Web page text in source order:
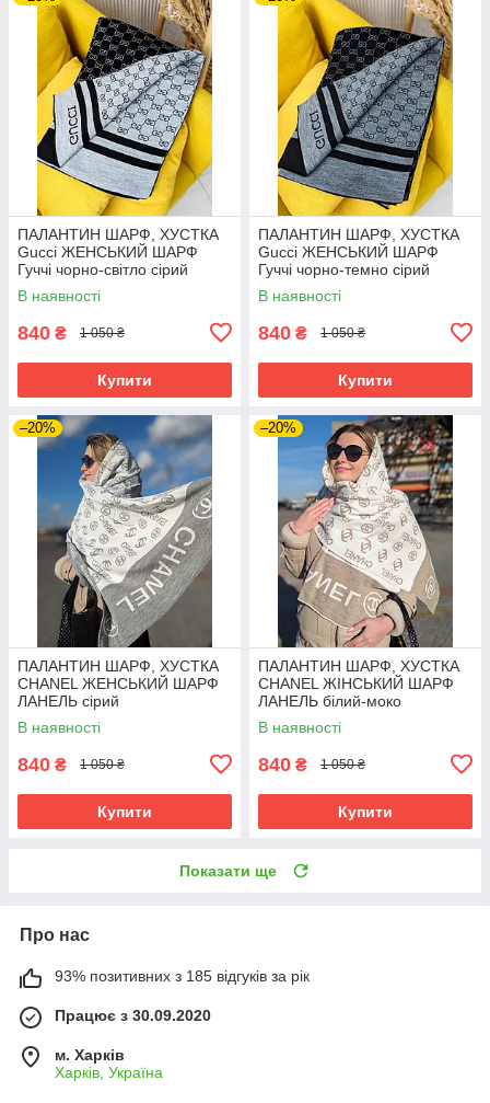
ПАЛАНТИН ШАРФ, ХУСТКА
Gucci ЖЕНСЬКИЙ ШАРФ
Гуччі чорно-світло сірий
В наявності
840 ₴ 1 050 ₴
Купити
ПАЛАНТИН ШАРФ, ХУСТКА
Gucci ЖЕНСЬКИЙ ШАРФ
Гуччі чорно-темно сірий
В наявності
840 ₴ 1 050 ₴
Купити
–20%
ПАЛАНТИН ШАРФ, ХУСТКА
CHANEL ЖЕНСЬКИЙ ШАРФ
ЛАНЕЛЬ сірий
В наявності
840 ₴ 1 050 ₴
Купити
–20%
ПАЛАНТИН ШАРФ, ХУСТКА
CHANEL ЖІНСЬКИЙ ШАРФ
ЛАНЕЛЬ білий-моко
В наявності
840 ₴ 1 050 ₴
Купити
Показати ще
Про нас
93% позитивних з 185 відгуків за рік
Працює з 30.09.2020
м. Харків
Харків, Україна